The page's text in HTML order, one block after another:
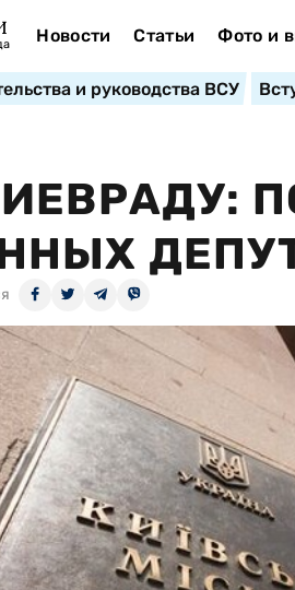
Новости Статьи Фото и
и руководства ВСУ